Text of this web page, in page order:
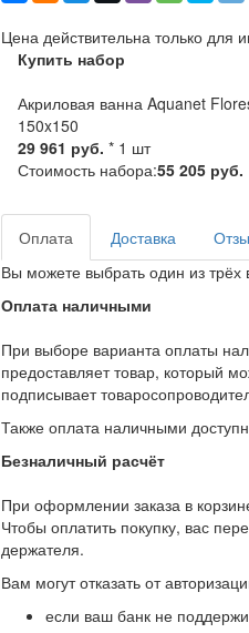
Цена действительна только для
Купить набор
Акриловая ванна Aquanet
150x150
29 961 руб. * 1 шт
Стоимость набора:55 205 руб.
Оплата Доставка
Вы можете выбрать один из трёх
Оплата наличными
При выборе варианта оплаты
предоставляет товар, который
подписывает
Также оплата наличными
Безналичный расчёт
При оформлении заказа в
Чтобы оплатить покупку, вас
держателя.
Вам могут отказать от
если ваш банк не